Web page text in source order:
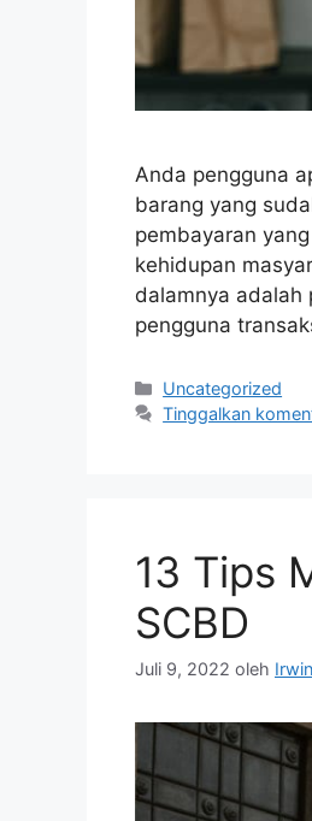
Anda pengguna
barang yang
pembayaran
kehidupan
dalamnya adalah
pengguna
Kategori
Uncategorized
Tinggalkan
13 Tips
SCBD
Juli 9, 2022 oleh